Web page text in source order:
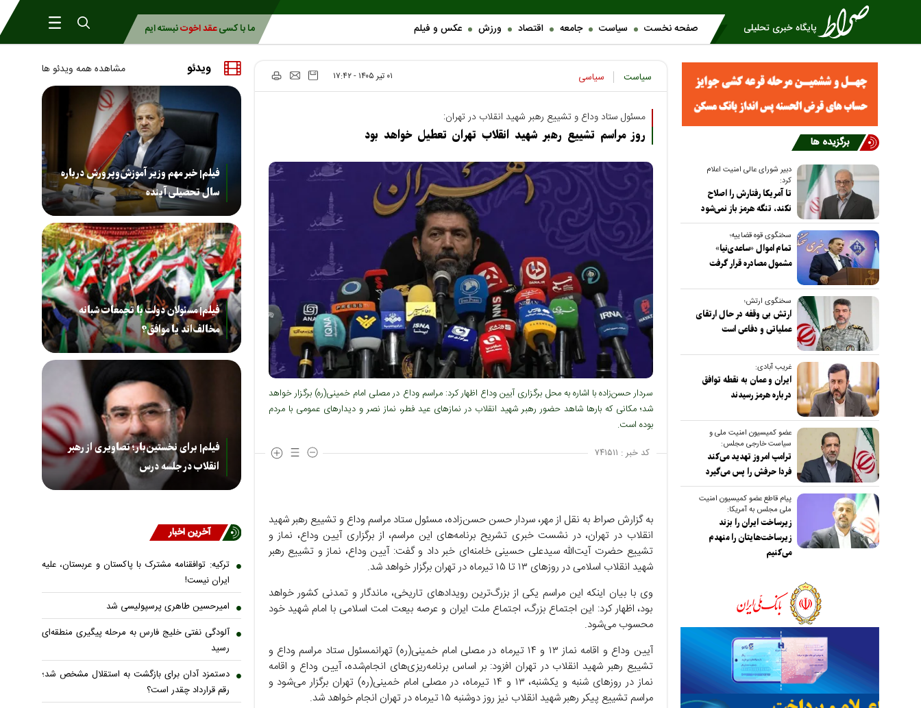
صفحه نخست سیاست جامعه اقتصاد ورزش عکس و فیلم ما با کسیعقد اخوتنبسته ایم
سیاست سیاسی ۰۱ تير ۱۴۰۵ - ۱۷:۴۲
مسئول ستاد وداع و تشییع رهبر شهید انقلاب در تهران:
روز مراسم تشییع رهبر شهید انقلاب تهران تعطیل خواهد بود
سردار حسن‌زاده با اشاره به محل برگزاری آیین وداع اظهار کرد: مراسم وداع در مصلی امام خمینی(ره) برگزار خواهد
شد؛ مکانی که بارها شاهد حضور رهبر شهید انقلاب در نمازهای عید فطر، نماز نصر و دیدارهای عمومی با مردم
بوده است.
کد خبر : ۷۴۱۵۱۱
به گزارش صراط به نقل از مهر، سردار حسن حسن‌زاده، مسئول ستاد مراسم وداع و تشییع رهبر شهید
انقلاب در تهران، در نشست خبری تشریح برنامه‌های این مراسم، از برگزاری آیین وداع، نماز و
تشییع حضرت آیت‌الله سیدعلی حسینی خامنه‌ای خبر داد و گفت: آیین وداع، نماز و تشییع رهبر
شهید انقلاب اسلامی در روزهای ۱۳ تا ۱۵ تیرماه در تهران برگزار خواهد شد.
وی با بیان اینکه این مراسم یکی از بزرگ‌ترین رویدادهای تاریخی، ماندگار و تمدنی کشور خواهد
بود، اظهار کرد: این اجتماع بزرگ، اجتماع ملت ایران و عرصه بیعت امت اسلامی با امام شهید خود
محسوب می‌شود.
آیین وداع و اقامه نماز ۱۳ و ۱۴ تیرماه در مصلی امام خمینی(ره) تهرانمسئول ستاد مراسم وداع و
تشییع رهبر شهید انقلاب در تهران افزود: بر اساس برنامه‌ریزی‌های انجام‌شده، آیین وداع و اقامه
نماز در روزهای شنبه و یکشنبه، ۱۳ و ۱۴ تیرماه، در مصلی امام خمینی(ره) تهران برگزار می‌شود و
مراسم تشییع پیکر رهبر شهید انقلاب نیز روز دوشنبه ۱۵ تیرماه در تهران انجام خواهد شد.
برگزیده ها
دبیر شورای عالی امنیت اعلام
کرد:
تا آمریکا رفتارش را اصلاح
نکند، تنگه هرمز باز نمی‌شود
سخنگوی قوه قضاییه؛
تمام اموال «ساعدی‌نیا»
مشمول مصادره قرار گرفت
سخنگوی ارتش؛
ارتش بی وقفه در حال ارتقای
عملیاتی و دفاعی است
غریب آبادی:
ایران و عمان به نقطه توافق
درباره هرمز رسیدند
عضو کمیسیون امنیت ملی و
سیاست خارجی مجلس:
ترامپ امروز تهدید می‌کند
فردا حرفش را پس می‌گیرد
پیام قاطع عضو کمیسیون امنیت
ملی مجلس به آمریکا:
زیرساخت ایران را بزند
زیرساخت‌هایتان را منهدم
می‌کنیم
ویدئو مشاهده همه ویدئو ها
فیلم| خبر مهم وزیر آموزش‌وپرورش درباره
سال تحصیلی آینده
فیلم| مسئولان دولت با تجمعات شبانه
مخالف‌اند یا موافق؟
فیلم| برای نخستین‌بار؛ تصاویری از رهبر
انقلاب در جلسه درس
آخرین اخبار
ترکیه: توافقنامه مشترک با پاکستان و عربستان، علیه
ایران نیست!
امیرحسین طاهری پرسپولیسی شد
آلودگی نفتی خلیج فارس به مرحله پیگیری منطقه‌ای
رسید
دستمزد آدان برای بازگشت به استقلال مشخص شد؛
رقم قرارداد چقدر است؟